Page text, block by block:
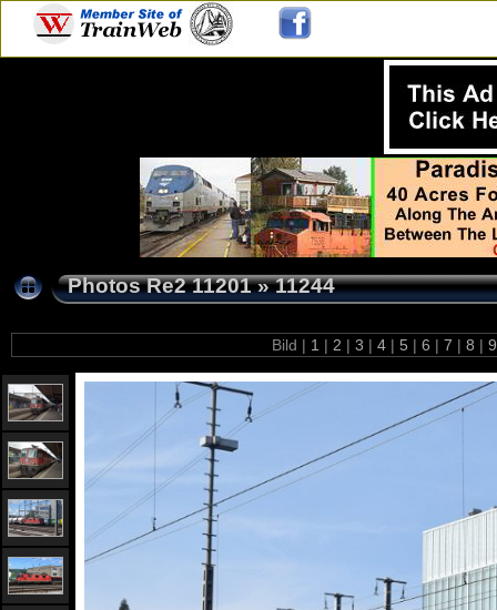
Photos Re2 11201»11244
Bild | 1 | 2 | 3 | 4 | 5 | 6 | 7 | 8 |